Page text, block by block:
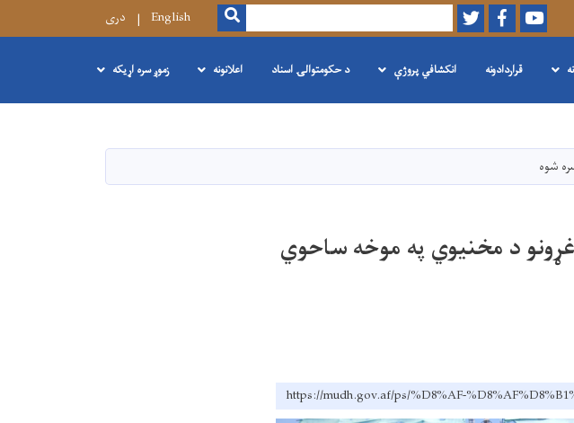
Youtube
Facebook
Twitter
لټون SEARCH
English دری
قراردادونه انکشافي پروژې د حکومتوالۍ اسناد اعلانونه زموږ سره اړیکه
شوه
د مخنیوي په موخه ساحوي
https://mudh.gov.af/ps/%D8%AF-